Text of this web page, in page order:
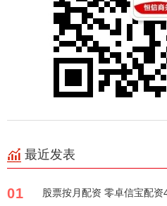
最近发表
01 股票按月配资 零卓信宝配